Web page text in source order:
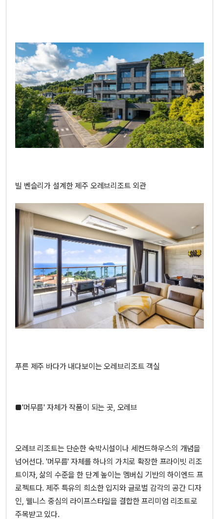
빌 벤슬리가 설계한 제주 오레브리조트 외관
푸른 제주 바다가 내다보이는 오레브리조트 객실
■'머무름' 자체가 작품이 되는 곳, 오레브
오레브 리조트는 단순한 숙박시설이나 세컨드하우스의 개념을
넘어선다. '머무름' 자체를 하나의 가치로 확장한 프라이빗 리조
트이자, 삶의 수준을 한 단계 높이는 멤버십 기반의 하이엔드 프
로젝트다. 제주 특유의 희소한 입지와 글로벌 감각의 공간 디자
인, 웰니스 중심의 라이프스타일을 결합한 프리미엄 리조트로
주목받고 있다.